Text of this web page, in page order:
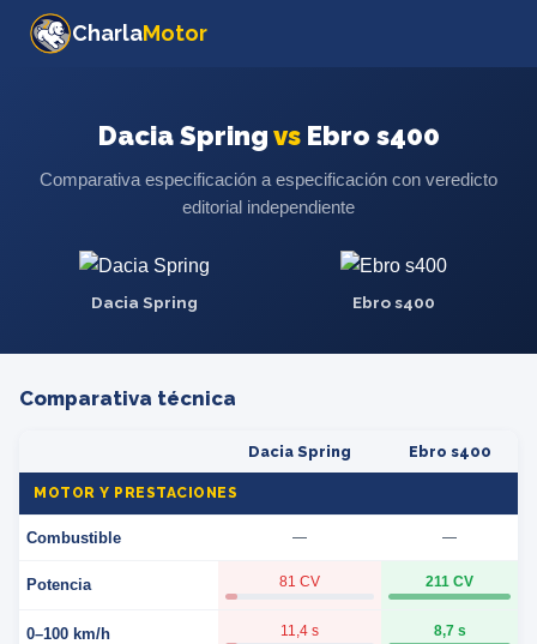
CharlaMotor
Dacia SpringvsEbro s400
Comparativa especificación a especificación con veredicto
editorial independiente
Dacia Spring Ebro s400
Comparativa técnica
Dacia Spring Ebro s400
MOTOR Y PRESTACIONES
Combustible — —
Potencia 81 CV 211 CV
0–100 km/h 11,4 s 8,7 s